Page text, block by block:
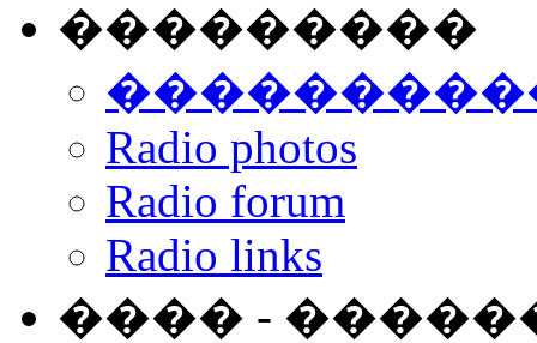
���������
Radio photos
Radio forum
Radio links
���� -